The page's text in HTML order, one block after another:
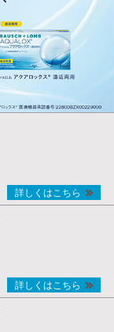
詳しくはこちら
詳しくはこちら